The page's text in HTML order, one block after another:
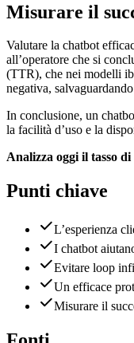
Misurare il
Valutare la chatbot
all’operatore che si
(TTR), che nei modelli
negativa,
In conclusione, un
la facilità d’uso e la
Analizza oggi il tasso
Punti chiave
L’esperienza
I chatbot
Evitare loop
Un efficace
Misurare il